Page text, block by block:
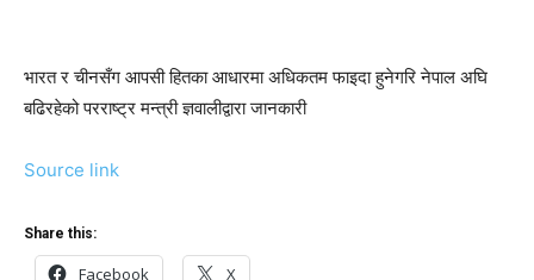
भारत र चीनसँग आपसी हितका आधारमा अधिकतम फाइदा हुनेगरि नेपाल अघि
बढिरहेको परराष्ट्र मन्त्री ज्ञवालीद्वारा जानकारी
Source link
Share this:
Facebook X